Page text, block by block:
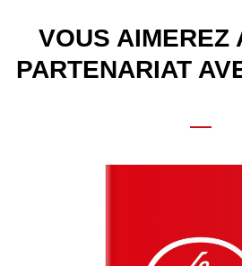
VOUS AIMEREZ
PARTENARIAT